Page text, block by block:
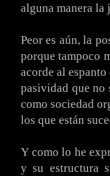
alguna manera
Peor es aún, la
porque tampoco
acorde al
pasividad que no
como sociedad
los que están
Y como lo he
y su estructura